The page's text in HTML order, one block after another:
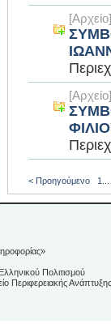
< Προηγούμενο 1
Πολιτισμού